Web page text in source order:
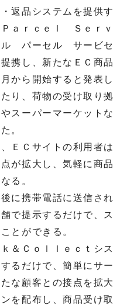
返品システムを提供す
ａｒｃｅｌ Ｓｅｒｖ
ル パーセル サービセ
携し、新たなＥＣ商品
から開始すると発表し
り、荷物の受け取り拠
スーパーマーケットな
。
ＥＣサイトの利用者は
が拡大し、気軽に商品
る。
に携帯電話に送信され
で提示するだけで、ス
とができる。
＆Ｃｏｌｌｅｃｔシス
るだけで、簡単にサー
な顧客との接点を拡大
を配布し、商品受け取